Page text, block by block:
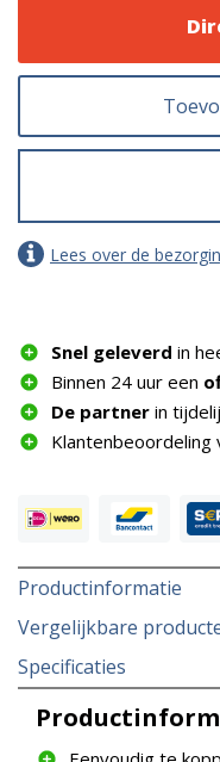
Lees over de
Snel geleverd in
Binnen 24 uur een
De partner in
Klantenbeoordeling
Productinformatie
Vergelijkbare
Specificaties